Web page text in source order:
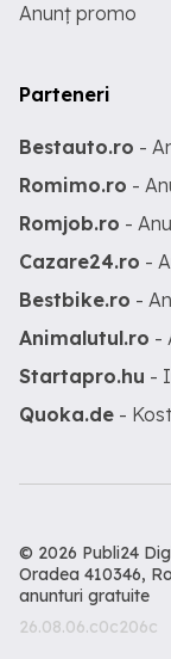
Anunț promo
Parteneri
Bestauto.ro -
Romimo.ro -
Romjob.ro -
Cazare24.ro -
Bestbike.ro -
Animalutul.ro -
Startapro.hu -
Quoka.de -
© 2026 Publi24
Oradea 410346,
anunturi gratuite
26.08.06.c0c206c